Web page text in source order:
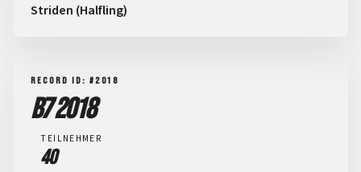
Striden (Halfling)
RECORD ID: #2018
B7 2018
TEILNEHMER
40